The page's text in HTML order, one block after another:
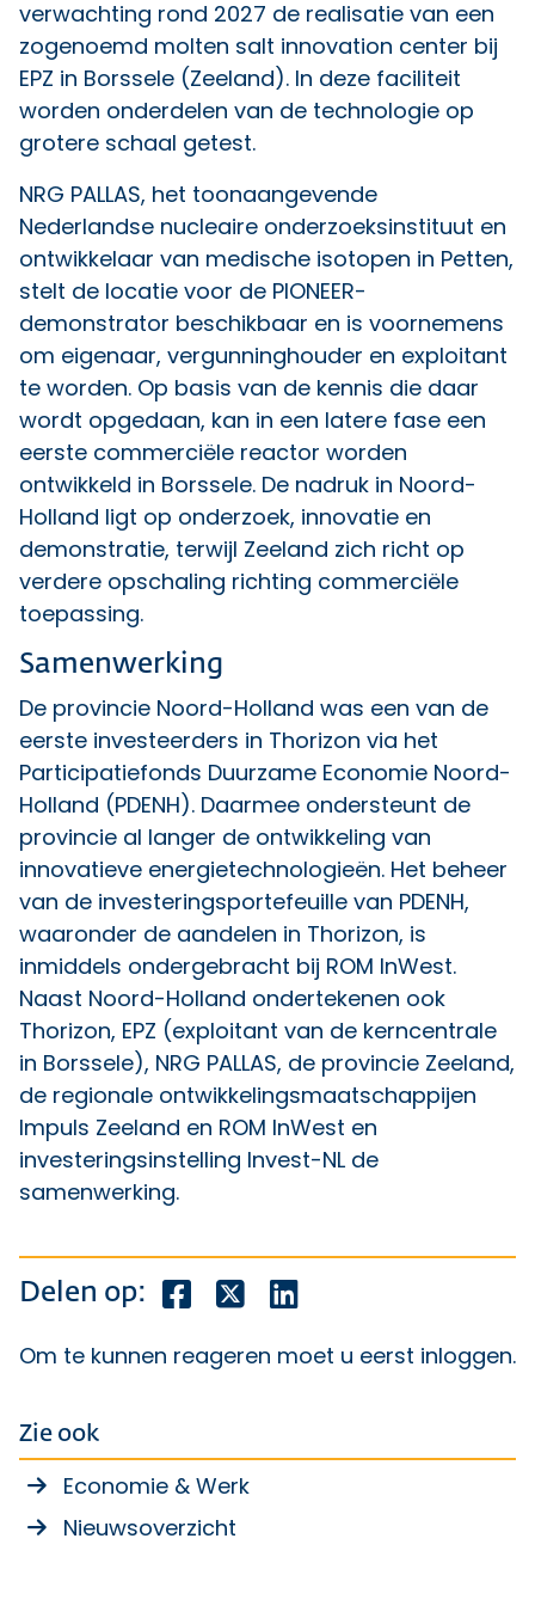
verwachting rond 2027 de realisatie van een
zogenoemd molten salt innovation center bij
EPZ in Borssele (Zeeland). In deze faciliteit
worden onderdelen van de technologie op
grotere schaal getest.
NRG PALLAS, het toonaangevende
Nederlandse nucleaire onderzoeksinstituut en
ontwikkelaar van medische isotopen in Petten,
stelt de locatie voor de PIONEER-
demonstrator beschikbaar en is voornemens
om eigenaar, vergunninghouder en exploitant
te worden. Op basis van de kennis die daar
wordt opgedaan, kan in een latere fase een
eerste commerciële reactor worden
ontwikkeld in Borssele. De nadruk in Noord-
Holland ligt op onderzoek, innovatie en
demonstratie, terwijl Zeeland zich richt op
verdere opschaling richting commerciële
toepassing.
Samenwerking
De provincie Noord-Holland was een van de
eerste investeerders in Thorizon via het
Participatiefonds Duurzame Economie Noord-
Holland (PDENH). Daarmee ondersteunt de
provincie al langer de ontwikkeling van
innovatieve energietechnologieën. Het beheer
van de investeringsportefeuille van PDENH,
waaronder de aandelen in Thorizon, is
inmiddels ondergebracht bij ROM InWest.
Naast Noord-Holland ondertekenen ook
Thorizon, EPZ (exploitant van de kerncentrale
in Borssele), NRG PALLAS, de provincie Zeeland,
de regionale ontwikkelingsmaatschappijen
Impuls Zeeland en ROM InWest en
investeringsinstelling Invest-NL de
samenwerking.
Delen op: Deel dit bericht op Facebook
Deel dit bericht op X
Om te kunnen reageren moet u eerst inloggen.
Zie ook
Economie & Werk
Nieuwsoverzicht